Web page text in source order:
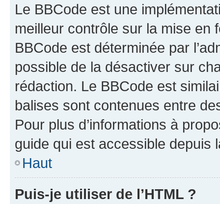
Le BBCode est une
meilleur contrôle sur la mise en
BBCode est déterminée par
possible de la désactiver sur
rédaction. Le BBCode est
balises sont contenues entre
Pour plus d’informations à
guide qui est accessible depuis
Haut
Puis-je utiliser de l’HTML ?